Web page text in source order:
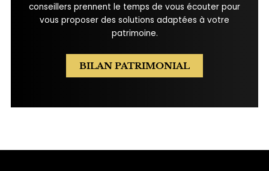
conseillers prennent le temps de vous écouter pour
vous proposer des solutions adaptées à votre
patrimoine.
BILAN PATRIMONIAL